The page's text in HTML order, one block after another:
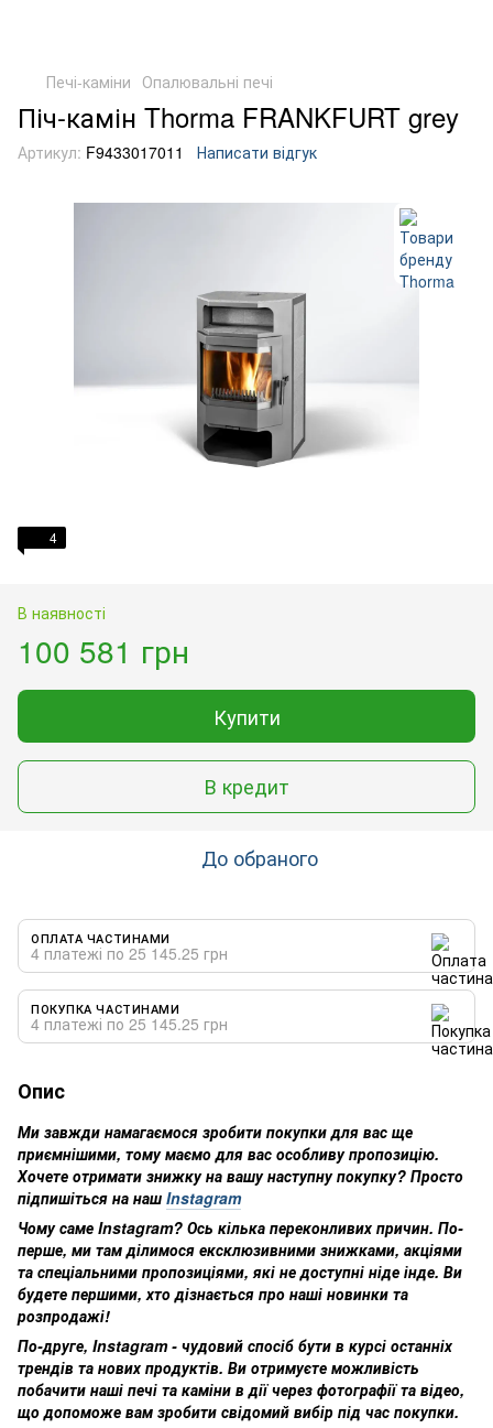
Печі-каміни Опалювальні печі
Піч-камін Thorma FRANKFURT grey
Артикул: F9433017011 Написати відгук
4
В наявності
100 581 грн
Купити
В кредит
До обраного
ОПЛАТА ЧАСТИНАМИ
4 платежі по 25 145.25 грн
ПОКУПКА ЧАСТИНАМИ
4 платежі по 25 145.25 грн
Опис
Ми завжди намагаємося зробити покупки для вас ще
приємнішими, тому маємо для вас особливу пропозицію.
Хочете отримати знижку на вашу наступну покупку? Просто
підпишіться на наш Instagram
Чому саме Instagram? Ось кілька переконливих причин. По-
перше, ми там ділимося ексклюзивними знижками, акціями
та спеціальними пропозиціями, які не доступні ніде інде. Ви
будете першими, хто дізнається про наші новинки та
розпродажі!
По-друге, Instagram - чудовий спосіб бути в курсі останніх
трендів та нових продуктів. Ви отримуєте можливість
побачити наші печі та каміни в дії через фотографії та відео,
що допоможе вам зробити свідомий вибір під час покупки.